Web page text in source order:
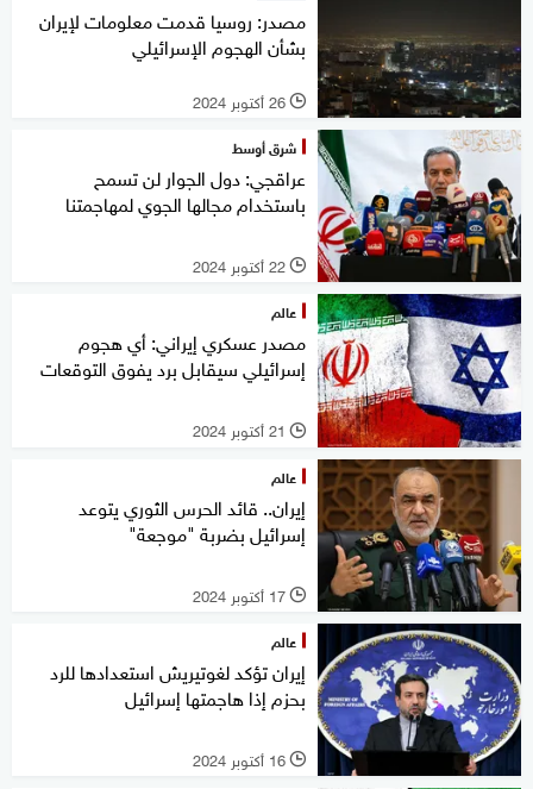
مصدر: روسيا قدمت معلومات لإيران
بشأن الهجوم الإسرائيلي
l 26 أكتوبر 2024
شرق أوسط
عراقجي: دول الجوار لن تسمح
باستخدام مجالها الجوي لمهاجمتنا
l 22 أكتوبر 2024
عالم
مصدر عسكري إيراني: أي هجوم
إسرائيلي سيقابل برد يفوق التوقعات
l 21 أكتوبر 2024
عالم
إيران.. قائد الحرس الثوري يتوعد
إسرائيل بضربة "موجعة"
l 17 أكتوبر 2024
عالم
إيران تؤكد لغوتيريش استعدادها للرد
بحزم إذا هاجمتها إسرائيل
l 16 أكتوبر 2024